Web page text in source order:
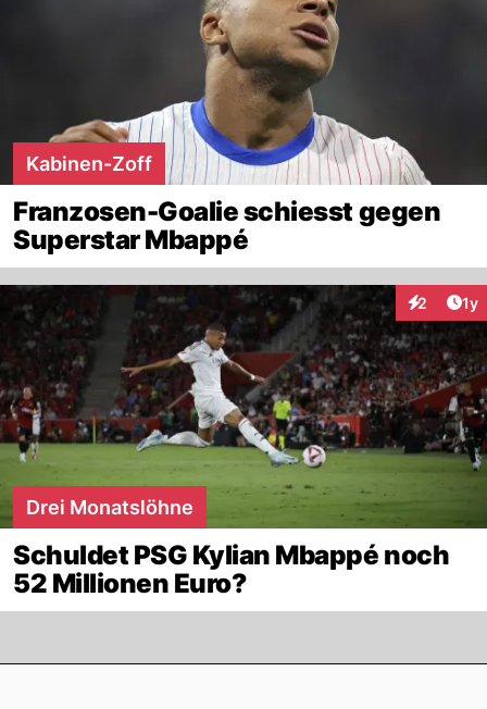
Kabinen-Zoff
Franzosen-Goalie schiesst gegen
Superstar Mbappé
2 1y
Drei Monatslöhne
Schuldet PSG Kylian Mbappé noch
52 Millionen Euro?